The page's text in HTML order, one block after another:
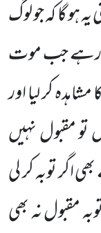
ہو گا کہ جو لوگ
رہے جب موت
کر لیا اور
مقبول نہیں
اگر توبہ کر لی
مقبول نہ بھی